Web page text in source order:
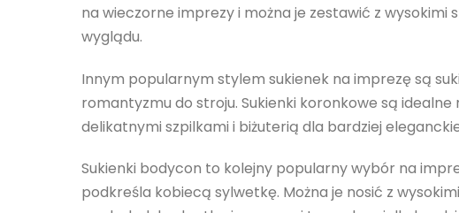
na wieczorne imprezy i można je zestawić z
wyglądu.
Innym popularnym stylem sukienek na imprezę są
romantyzmu do stroju. Sukienki koronkowe są
delikatnymi szpilkami i biżuterią dla bardziej
Sukienki bodycon to kolejny popularny wybór na
podkreśla kobiecą sylwetkę. Można je nosić z